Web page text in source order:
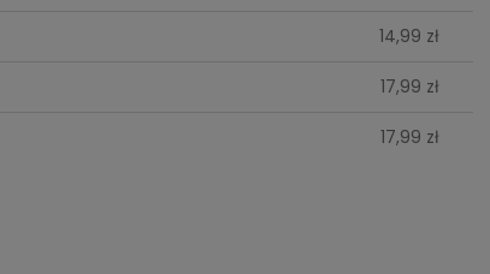
14,99 zł
17,99 zł
17,99 zł